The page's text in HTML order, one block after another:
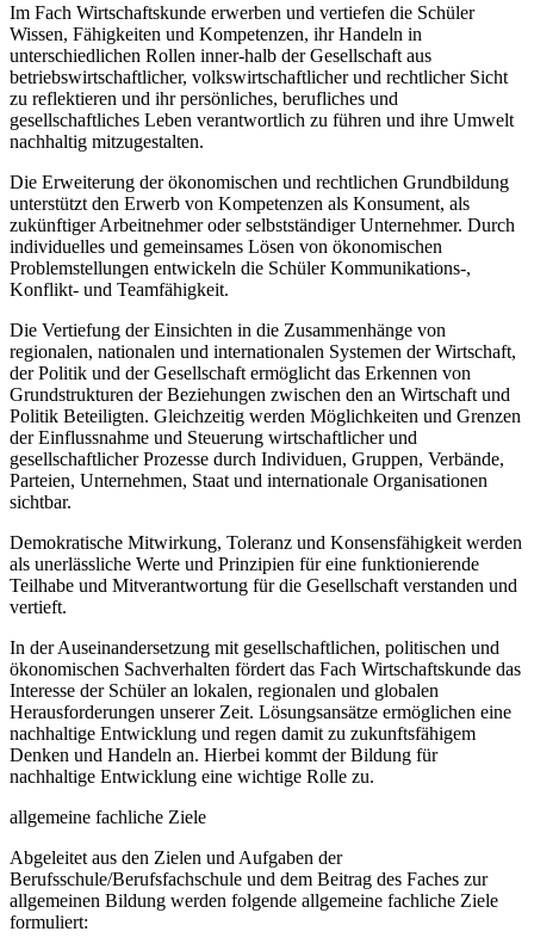
Im Fach Wirtschaftskunde erwerben und vertiefen die Schüler
Wissen, Fähigkeiten und Kompetenzen, ihr Handeln in
unterschiedlichen Rollen inner-halb der Gesellschaft aus
betriebswirtschaftlicher, volkswirtschaftlicher und rechtlicher Sicht
zu reflektieren und ihr persönliches, berufliches und
gesellschaftliches Leben verantwortlich zu führen und ihre Umwelt
nachhaltig mitzugestalten.
Die Erweiterung der ökonomischen und rechtlichen Grundbildung
unterstützt den Erwerb von Kompetenzen als Konsument, als
zukünftiger Arbeitnehmer oder selbstständiger Unternehmer. Durch
individuelles und gemeinsames Lösen von ökonomischen
Problemstellungen entwickeln die Schüler Kommunikations-,
Konflikt- und Teamfähigkeit.
Die Vertiefung der Einsichten in die Zusammenhänge von
regionalen, nationalen und internationalen Systemen der Wirtschaft,
der Politik und der Gesellschaft ermöglicht das Erkennen von
Grundstrukturen der Beziehungen zwischen den an Wirtschaft und
Politik Beteiligten. Gleichzeitig werden Möglichkeiten und Grenzen
der Einflussnahme und Steuerung wirtschaftlicher und
gesellschaftlicher Prozesse durch Individuen, Gruppen, Verbände,
Parteien, Unternehmen, Staat und internationale Organisationen
sichtbar.
Demokratische Mitwirkung, Toleranz und Konsensfähigkeit werden
als unerlässliche Werte und Prinzipien für eine funktionierende
Teilhabe und Mitverantwortung für die Gesellschaft verstanden und
vertieft.
In der Auseinandersetzung mit gesellschaftlichen, politischen und
ökonomischen Sachverhalten fördert das Fach Wirtschaftskunde das
Interesse der Schüler an lokalen, regionalen und globalen
Herausforderungen unserer Zeit. Lösungsansätze ermöglichen eine
nachhaltige Entwicklung und regen damit zu zukunftsfähigem
Denken und Handeln an. Hierbei kommt der Bildung für
nachhaltige Entwicklung eine wichtige Rolle zu.
allgemeine fachliche Ziele
Abgeleitet aus den Zielen und Aufgaben der
Berufsschule/Berufsfachschule und dem Beitrag des Faches zur
allgemeinen Bildung werden folgende allgemeine fachliche Ziele
formuliert: